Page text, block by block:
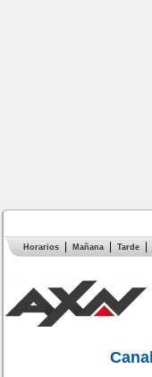
Horarios Mañana Tarde